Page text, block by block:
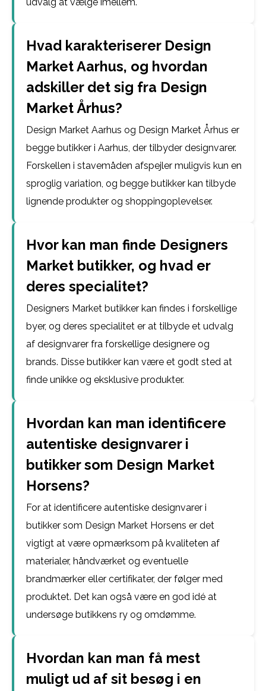
Hvad karakteriserer Design
Market Aarhus, og hvordan
adskiller det sig fra Design
Market Århus?
Design Market Aarhus og Design Market Århus er
begge butikker i Aarhus, der tilbyder designvarer.
Forskellen i stavemåden afspejler muligvis kun en
sproglig variation, og begge butikker kan tilbyde
lignende produkter og shoppingoplevelser.
Hvor kan man finde Designers
Market butikker, og hvad er
deres specialitet?
Designers Market butikker kan findes i forskellige
byer, og deres specialitet er at tilbyde et udvalg
af designvarer fra forskellige designere og
brands. Disse butikker kan være et godt sted at
finde unikke og eksklusive produkter.
Hvordan kan man identificere
autentiske designvarer i
butikker som Design Market
Horsens?
For at identificere autentiske designvarer i
butikker som Design Market Horsens er det
vigtigt at være opmærksom på kvaliteten af
materialer, håndværket og eventuelle
brandmærker eller certifikater, der følger med
produktet. Det kan også være en god idé at
undersøge butikkens ry og omdømme.
Hvordan kan man få mest
muligt ud af sit besøg i en